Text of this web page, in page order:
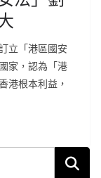
立「港區國安
家，認為「港
港根本利益，